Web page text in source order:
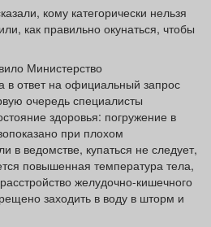
Проекты
Погода
кому категорически нельзя
как правильно окунаться, чтобы
Министерство
в ответ на официальный запрос
очередь специалисты
здоровья: погружение в
при плохом
в ведомстве, купаться не следует,
повышенная температура тела,
желудочно-кишечного
заходить в воду в шторм и